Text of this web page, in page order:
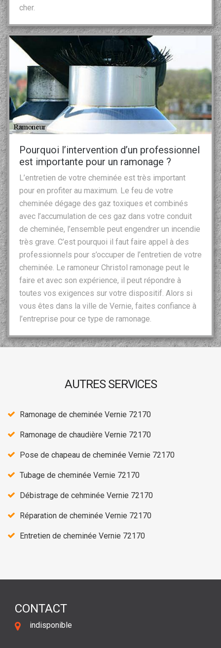
cher.
Pourquoi l’intervention d’un professionnel
est importante pour un ramonage ?
L’entretien de votre cheminée est très important
pour en profiter au maximum. Le feu de votre
cheminée dégage des gaz toxiques et combinés
avec l’accumulation de ces gaz dans votre conduit
de cheminée, l’ensemble peut engendrer un incendie
très grave. C’est pourquoi il faut faire appel à des
professionnels pour s’occuper de l’entretien de votre
cheminée. Le ramoneur Christol ramonage peut le
faire et avec son expérience, il peut répondre à
toutes vos exigences sur votre dispositif. Alors si
vous êtes dans la ville de Vernie, faites confiance à
l’entreprise pour ce type de ramonage.
AUTRES SERVICES
Ramonage de cheminée Vernie 72170
Ramonage de chaudière Vernie 72170
Pose de chapeau de cheminée Vernie 72170
Tubage de cheminée Vernie 72170
Débistrage de cehminée Vernie 72170
Réparation de cheminée Vernie 72170
Entretien de cheminée Vernie 72170
CONTACT
indisponible